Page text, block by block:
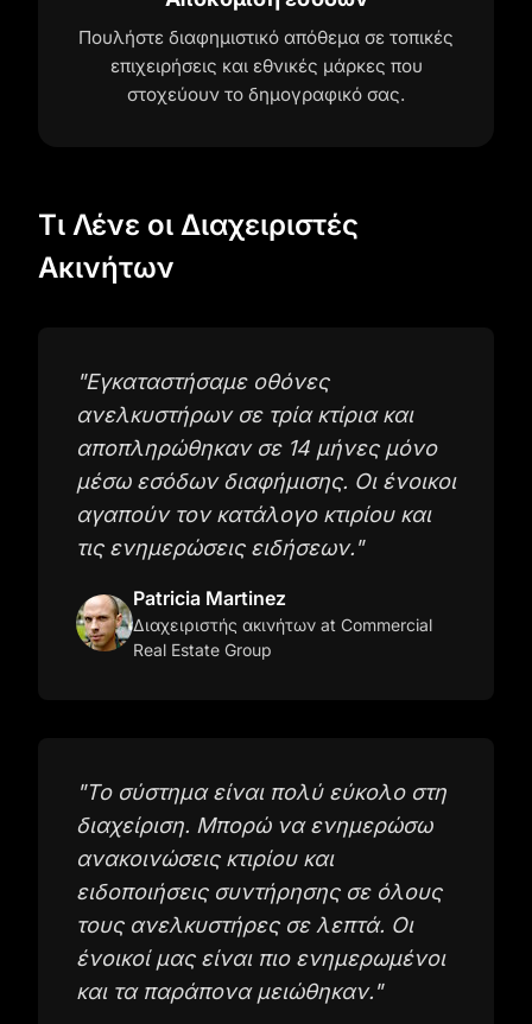
Πουλήστε διαφημιστικό απόθεμα σε τοπικές
επιχειρήσεις και εθνικές μάρκες που
στοχεύουν το δημογραφικό σας.
Τι Λένε οι Διαχειριστές
Ακινήτων
"Εγκαταστήσαμε οθόνες
ανελκυστήρων σε τρία κτίρια και
αποπληρώθηκαν σε 14 μήνες μόνο
μέσω εσόδων διαφήμισης. Οι ένοικοι
αγαπούν τον κατάλογο κτιρίου και
τις ενημερώσεις ειδήσεων."
Patricia Martinez
Διαχειριστής ακινήτων at Commercial
Real Estate Group
"Το σύστημα είναι πολύ εύκολο στη
διαχείριση. Μπορώ να ενημερώσω
ανακοινώσεις κτιρίου και
ειδοποιήσεις συντήρησης σε όλους
τους ανελκυστήρες σε λεπτά. Οι
ένοικοί μας είναι πιο ενημερωμένοι
και τα παράπονα μειώθηκαν."